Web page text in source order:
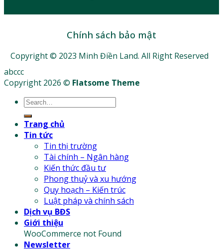
Chính sách bảo mật
Copyright © 2023 Minh Điền Land. All Right Reserved
abccc
Copyright 2026 © Flatsome Theme
Trang chủ
Tin tức
Tin thị trường
Tài chính – Ngân hàng
Kiến thức đầu tư
Phong thuỷ và xu hướng
Quy hoạch – Kiến trúc
Luật pháp và chính sách
Dịch vụ BĐS
Giới thiệu
WooCommerce not Found
Newsletter